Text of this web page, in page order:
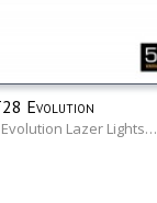
Evolution
Evolution Lazer Lights…